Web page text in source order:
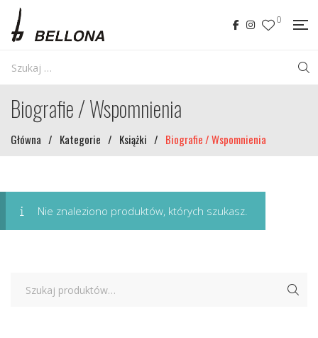
0
Biografie / Wspomnienia
Główna / Kategorie / Książki / Biografie / Wspomnienia
Nie znaleziono produktów, których szukasz.